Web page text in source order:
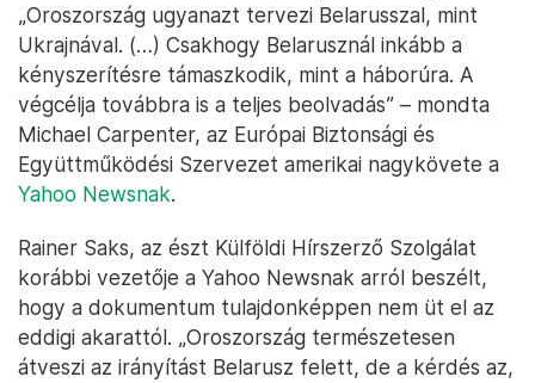
„Oroszország ugyanazt tervezi Belarusszal, mint
Ukrajnával. (…) Csakhogy Belarusznál inkább a
kényszerítésre támaszkodik, mint a háborúra. A
végcélja továbbra is a teljes beolvadás” – mondta
Michael Carpenter, az Európai Biztonsági és
Együttműködési Szervezet amerikai nagykövete a
Yahoo Newsnak.
Rainer Saks, az észt Külföldi Hírszerző Szolgálat
korábbi vezetője a Yahoo Newsnak arról beszélt,
hogy a dokumentum tulajdonképpen nem üt el az
eddigi akarattól. „Oroszország természetesen
átveszi az irányítást Belarusz felett, de a kérdés az,